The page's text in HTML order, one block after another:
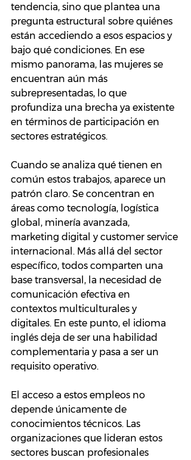
tendencia, sino que plantea una
pregunta estructural sobre quiénes
están accediendo a esos espacios y
bajo qué condiciones. En ese
mismo panorama, las mujeres se
encuentran aún más
subrepresentadas, lo que
profundiza una brecha ya existente
en términos de participación en
sectores estratégicos.
Cuando se analiza qué tienen en
común estos trabajos, aparece un
patrón claro. Se concentran en
áreas como tecnología, logística
global, minería avanzada,
marketing digital y customer service
internacional. Más allá del sector
específico, todos comparten una
base transversal, la necesidad de
comunicación efectiva en
contextos multiculturales y
digitales. En este punto, el idioma
inglés deja de ser una habilidad
complementaria y pasa a ser un
requisito operativo.
El acceso a estos empleos no
depende únicamente de
conocimientos técnicos. Las
organizaciones que lideran estos
sectores buscan profesionales